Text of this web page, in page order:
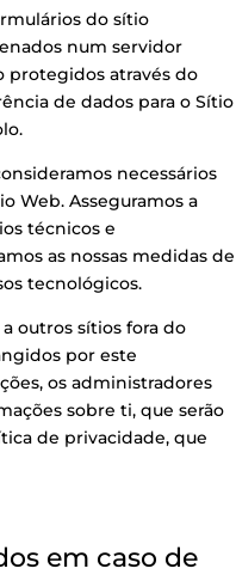
do sítio
num servidor
protegidos através do
de dados para o Sítio
necessários
Web. Asseguramos a
técnicos e
as nossas medidas de
tecnológicos.
outros sítios fora do
por este
os administradores
sobre ti, que serão
de privacidade, que
em caso de